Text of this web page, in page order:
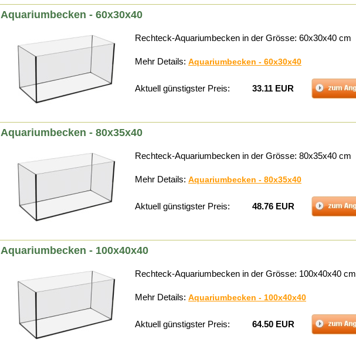
Aquariumbecken - 60x30x40
Rechteck-Aquariumbecken in der Grösse: 60x30x40 cm
Mehr Details: Aquariumbecken - 60x30x40
Aktuell günstigster Preis: 33.11 EUR
Aquariumbecken - 80x35x40
Rechteck-Aquariumbecken in der Grösse: 80x35x40 cm
Mehr Details: Aquariumbecken - 80x35x40
Aktuell günstigster Preis: 48.76 EUR
Aquariumbecken - 100x40x40
Rechteck-Aquariumbecken in der Grösse: 100x40x40 cm
Mehr Details: Aquariumbecken - 100x40x40
Aktuell günstigster Preis: 64.50 EUR